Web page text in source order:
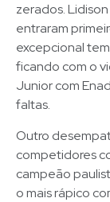
zerados.
entraram
excepcional
ficando com o
Junior com
faltas.
Outro
competidores
campeão
o mais rápico